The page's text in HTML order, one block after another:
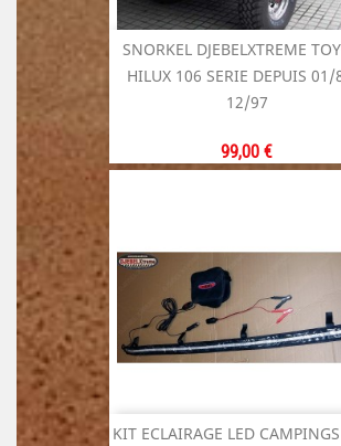
SNORKEL DJEBELXTREME
HILUX 106 SERIE DEPUIS 01/
12/97
Prix
99,00 €
KIT ECLAIRAGE LED